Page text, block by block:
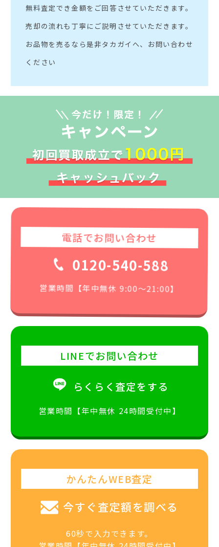
無料査定でき金額をご回答させていただきます。
売却の流れも丁寧にご説明させていただきます。
お品物を売るなら是非タカガイへ、お問い合わせ
ください
電話でお問い合わせ
0120-540-588
営業時間【年中無休 9:00〜21:00】
LINEでお問い合わせ
らくらく査定をする
営業時間【年中無休 24時間受付中】
かんたんWEB査定
今すぐ査定額を調べる
60秒で入力できます。